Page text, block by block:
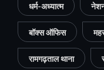
धर्म-अध्यात्म
बॉक्स ऑफिस
रामगढ़ताल थाना